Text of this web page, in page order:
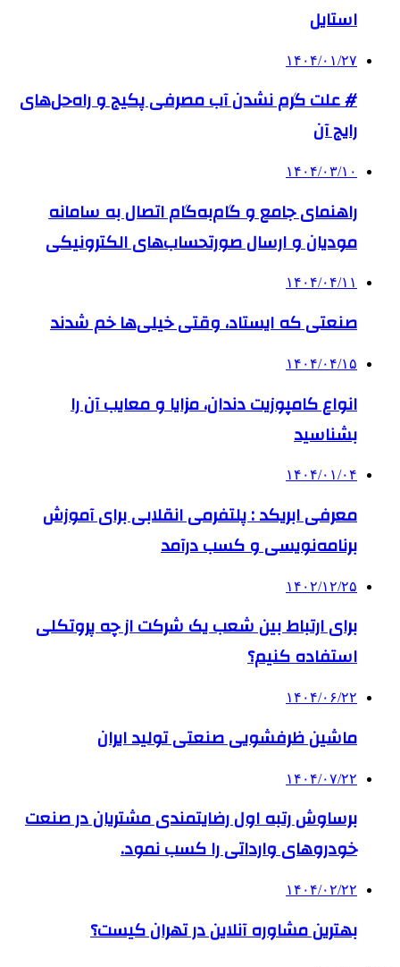
استایل
۱۴۰۴/۰۱/۲۷
# علت گرم نشدن آب مصرفی پکیج و راه‌حل‌های
رایج آن
۱۴۰۴/۰۳/۱۰
راهنمای جامع و گام‌به‌گام اتصال به سامانه
مودیان و ارسال صورتحساب‌های الکترونیکی
۱۴۰۴/۰۴/۱۱
صنعتی که ایستاد، وقتی خیلی‌ها خم شدند
۱۴۰۴/۰۴/۱۵
انواع کامپوزیت دندان، مزایا و معایب آن را
بشناسید
۱۴۰۴/۰۱/۰۴
معرفی ابریکد : پلتفرمی انقلابی برای آموزش
برنامه‌نویسی و کسب درآمد
۱۴۰۲/۱۲/۲۵
برای ارتباط بین شعب یک شرکت از چه پروتکلی
استفاده کنیم؟
۱۴۰۴/۰۶/۲۲
ماشین ظرفشویی صنعتی تولید ایران
۱۴۰۴/۰۷/۲۲
برساوش رتبه اول رضایتمندی مشتریان در صنعت
خودروهای وارداتی را کسب نمود.
۱۴۰۴/۰۲/۲۲
بهترین مشاوره آنلاین در تهران کیست؟